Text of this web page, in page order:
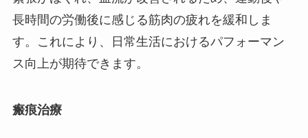
長時間の労働後に感じる筋肉の疲れを緩和しま
す。これにより、日常生活におけるパフォーマン
ス向上が期待できます。
瘢痕治療